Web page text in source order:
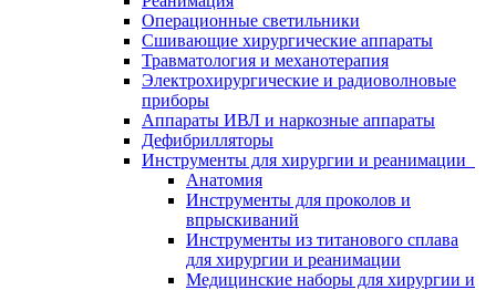
Операционные светильники
Сшивающие хирургические аппараты
Травматология и механотерапия
Электрохирургические и радиоволновые
приборы
Аппараты ИВЛ и наркозные аппараты
Дефибрилляторы
Инструменты для хирургии и реанимации
Анатомия
Инструменты для проколов и
впрыскиваний
Инструменты из титанового сплава
для хирургии и реанимации
Медицинские наборы для хирургии и